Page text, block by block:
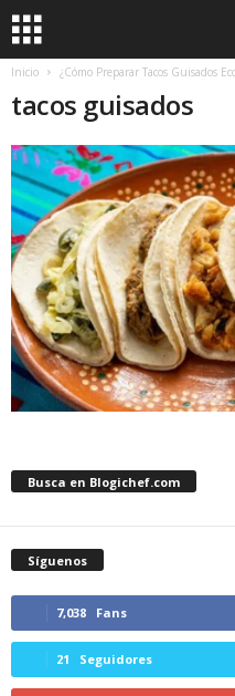
Inicio ¿Cómo Preparar Tacos Guisados
tacos guisados
Busca en Blogichef.com
Síguenos
7,038 Fans
21 Seguidores